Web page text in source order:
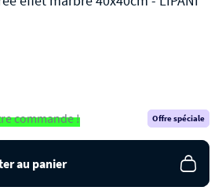
effet marbre 40x40cm
commande ! Offre spéciale
au panier